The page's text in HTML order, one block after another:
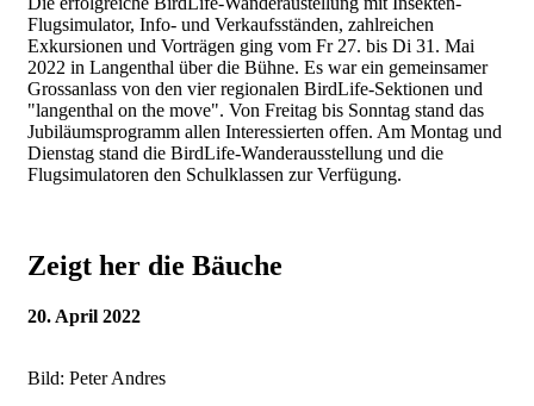
Flugsimulator, Info- und Verkaufsständen, zahlreichen
Exkursionen und Vorträgen ging vom Fr 27. bis Di 31. Mai
2022 in Langenthal über die Bühne. Es war ein gemeinsamer
Grossanlass von den vier regionalen BirdLife-Sektionen und
"langenthal on the move". Von Freitag bis Sonntag stand das
Jubiläumsprogramm allen Interessierten offen. Am Montag und
Dienstag stand die BirdLife-Wanderausstellung und die
Flugsimulatoren den Schulklassen zur Verfügung.
Zeigt her die Bäuche
20. April 2022
Bild: Peter Andres